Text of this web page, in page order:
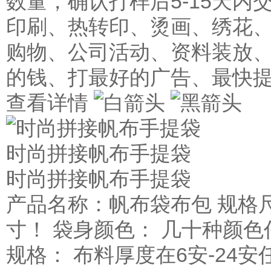
印刷、热转印、烫画、绣花
购物、公司活动、资料装放
的钱、打最好的广告、最快
查看详情
时尚拼接帆布手提袋
时尚拼接帆布手提袋
产品名称：帆布袋布包 规格
寸！ 袋身颜色： 几十种颜
规格： 布料厚度在6安-24安